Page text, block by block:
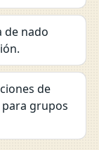
de nado
de
grupos